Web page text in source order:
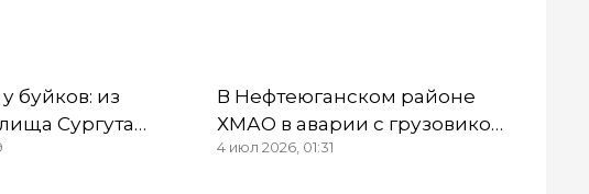
буйков: из
Сургута
труп
В Нефтеюганском районе
ХМАО в аварии с грузовиком
погибли два человека
4 июл 2026, 01:31